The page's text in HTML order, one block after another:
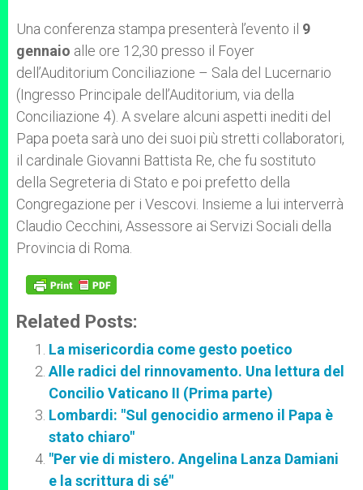
Una conferenza stampa presenterà l’evento il 9
gennaio alle ore 12,30 presso il Foyer
dell’Auditorium Conciliazione – Sala del Lucernario
(Ingresso Principale dell’Auditorium, via della
Conciliazione 4). A svelare alcuni aspetti inediti del
Papa poeta sarà uno dei suoi più stretti collaboratori,
il cardinale Giovanni Battista Re, che fu sostituto
della Segreteria di Stato e poi prefetto della
Congregazione per i Vescovi. Insieme a lui interverrà
Claudio Cecchini, Assessore ai Servizi Sociali della
Provincia di Roma.
Related Posts:
La misericordia come gesto poetico
Alle radici del rinnovamento. Una lettura del
Concilio Vaticano II (Prima parte)
Lombardi: "Sul genocidio armeno il Papa è
stato chiaro"
"Per vie di mistero. Angelina Lanza Damiani
e la scrittura di sé"